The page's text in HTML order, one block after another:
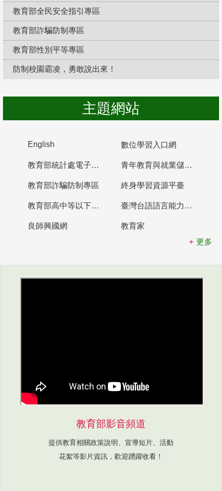
教育部全民安全指引專區
教育部詐騙防制專區
教育部性別平等專區
防制校園霸凌，勇敢說出來！
主題網站
English 數位學習入口網
教育部統計處電子書櫃 青年教育與就業儲蓄帳戶
教育部詐騙防制專區 終身學習資源平臺
教育部高中等以下學校及幼兒園教師資格檢定考試 臺灣台語語言能力認證網站
良師興國網
教育家
更多
教育部影音頻道
提供教育相關政策說明、宣導短片、活動
花絮等影片資訊，歡迎踴躍收看！